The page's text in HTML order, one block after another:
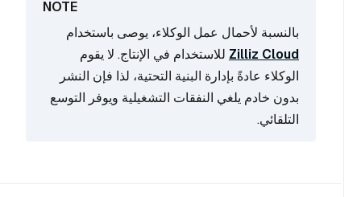
بالنسبة لأحمال عمل الوكلاء، يوصى باستخدام
Zilliz Cloud للاستخدام في الإنتاج. لا يقوم
الوكلاء عادةً بإدارة البنية التحتية، لذا فإن النشر
بدون خادم يلغي النفقات التشغيلية ويوفر التوسع
التلقائي.